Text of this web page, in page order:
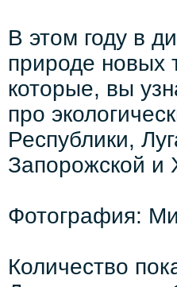
В этом году в
природе новых
которые, вы
про
Республики,
Запорожской и
Фотография:
Количество